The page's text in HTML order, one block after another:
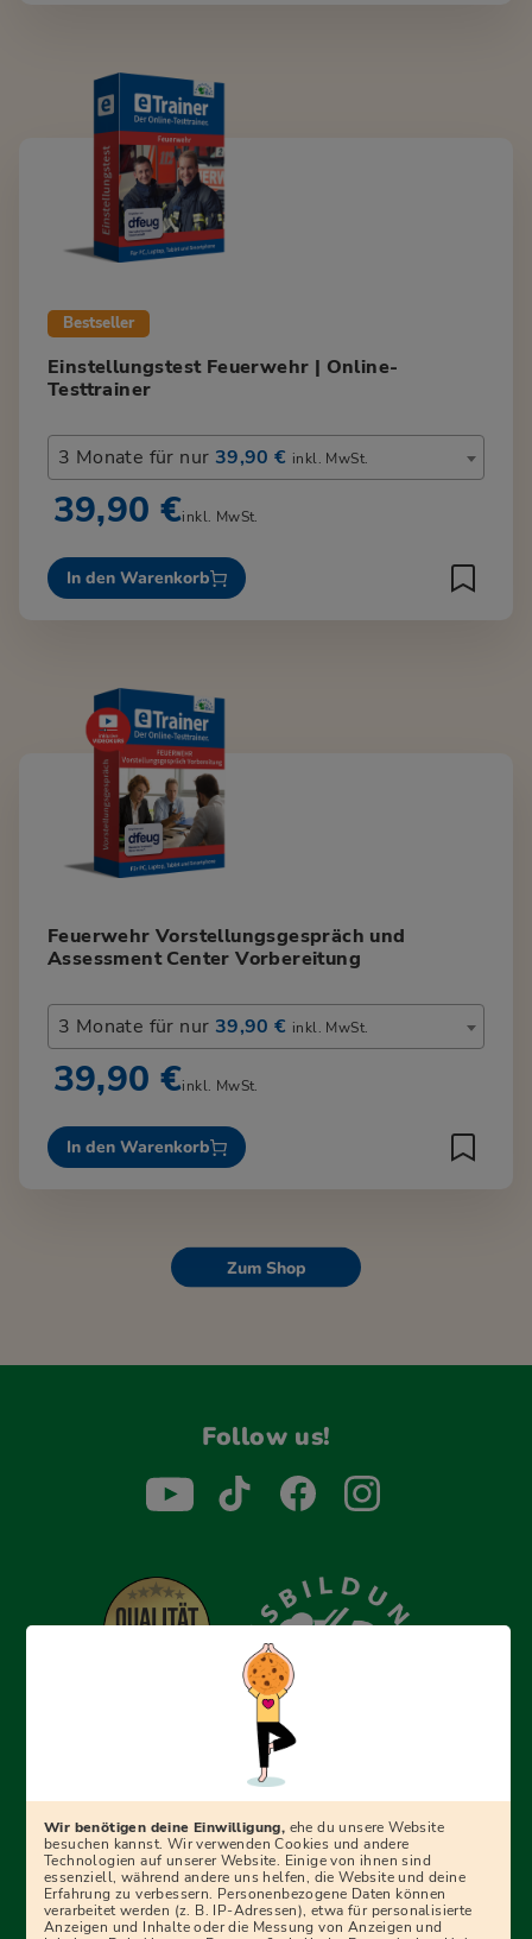
Bestseller
Einstellungstest Feuerwehr | Online-
Testtrainer
3 Monate für nur 39,90 € inkl. MwSt.
39,90 €inkl. MwSt.
In den Warenkorb
Feuerwehr Vorstellungsgespräch und
Assessment Center Vorbereitung
3 Monate für nur 39,90 € inkl. MwSt.
39,90 €inkl. MwSt.
In den Warenkorb
Zum Shop
Follow us!
Erfolgreich bewerben mit Ausbildungspark: Wir
begleiten dich Schritt für Schritt bei deinem Start in den
Beruf oder ins Studium – mit smarten E-Learning-Tools,
Ratgebern und Prüfungspaketen, interaktiven
Videokursen und vielem mehr. Für alle, die was werden
wollen!
Wir benötigen deine Einwilligung, ehe du unsere Website
besuchen kannst. Wir verwenden Cookies und andere
Technologien auf unserer Website. Einige von ihnen sind
essenziell, während andere uns helfen, die Website und deine
Erfahrung zu verbessern. Personenbezogene Daten können
verarbeitet werden (z. B. IP-Adressen), etwa für personalisierte
Anzeigen und Inhalte oder die Messung von Anzeigen und